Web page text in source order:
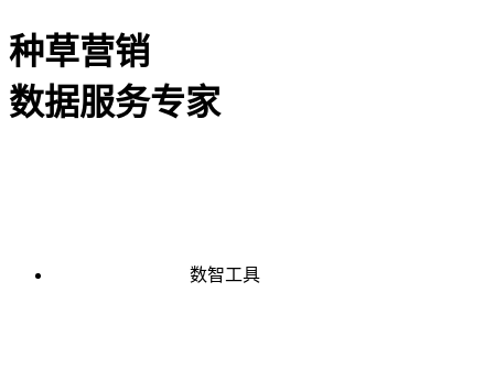
种草营销
数据服务专家
数智工具